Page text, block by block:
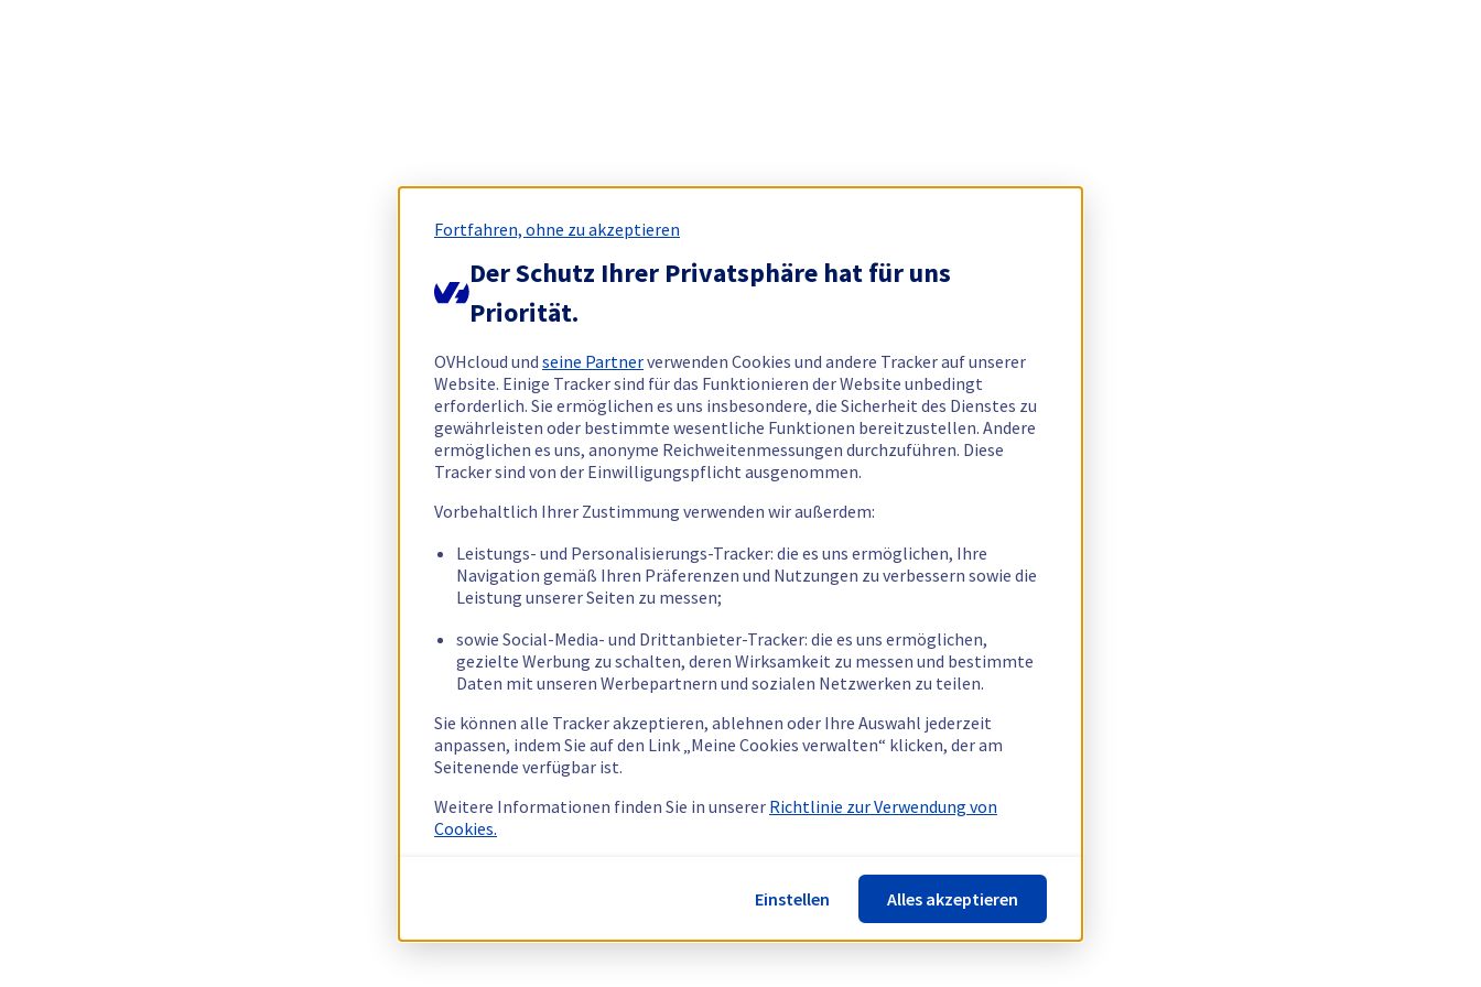
Fortfahren, ohne zu akzeptieren
Der Schutz Ihrer Privatsphäre hat für uns
Priorität.
OVHcloud und seine Partnerverwenden Cookies und andere Tracker auf unserer
Website. Einige Tracker sind für das Funktionieren der Website unbedingt
erforderlich. Sie ermöglichen es uns insbesondere, die Sicherheit des Dienstes zu
gewährleisten oder bestimmte wesentliche Funktionen bereitzustellen. Andere
ermöglichen es uns, anonyme Reichweitenmessungen durchzuführen. Diese
Tracker sind von der Einwilligungspflicht ausgenommen.
Vorbehaltlich Ihrer Zustimmung verwenden wir außerdem:
Leistungs- und Personalisierungs-Tracker: die es uns ermöglichen, Ihre
Navigation gemäß Ihren Präferenzen und Nutzungen zu verbessern sowie die
Leistung unserer Seiten zu messen;
sowie Social-Media- und Drittanbieter-Tracker: die es uns ermöglichen,
gezielte Werbung zu schalten, deren Wirksamkeit zu messen und bestimmte
Daten mit unseren Werbepartnern und sozialen Netzwerken zu teilen.
Sie können alle Tracker akzeptieren, ablehnen oder Ihre Auswahl jederzeit
anpassen, indem Sie auf den Link „Meine Cookies verwalten“ klicken, der am
Seitenende verfügbar ist.
Weitere Informationen finden Sie in unserer Richtlinie zur Verwendung von
Cookies.
Einstellen Alles akzeptieren